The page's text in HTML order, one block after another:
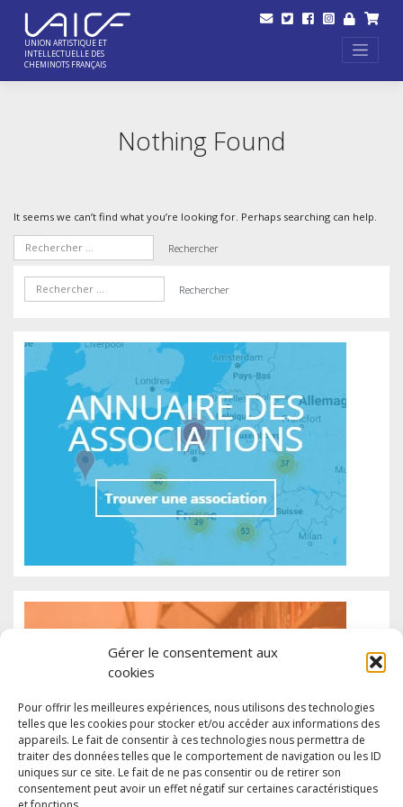
Gérer le consentement aux
cookies
Pour offrir les meilleures expériences, nous utilisons des technologies
telles que les cookies pour stocker et/ou accéder aux informations des
appareils. Le fait de consentir à ces technologies nous permettra de
traiter des données telles que le comportement de navigation ou les ID
uniques sur ce site. Le fait de ne pas consentir ou de retirer son
consentement peut avoir un effet négatif sur certaines caractéristiques
content
UNION ARTISTIQUE ET
INTELLECTUELLE DES
CHEMINOTS FRANÇAIS
Nothing Found
It seems we can’t find what you’re looking for. Perhaps searching can help.